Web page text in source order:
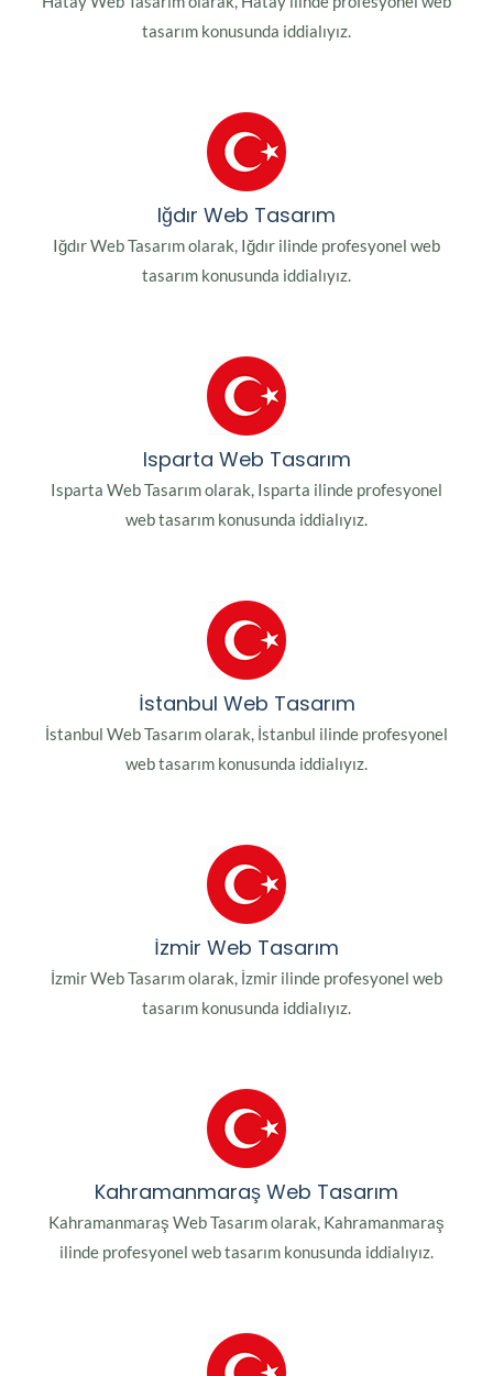
tasarım konusunda iddialıyız.
Iğdır Web Tasarım
Iğdır Web Tasarım olarak, Iğdır ilinde profesyonel web
tasarım konusunda iddialıyız.
Isparta Web Tasarım
Isparta Web Tasarım olarak, Isparta ilinde profesyonel
web tasarım konusunda iddialıyız.
İstanbul Web Tasarım
İstanbul Web Tasarım olarak, İstanbul ilinde profesyonel
web tasarım konusunda iddialıyız.
İzmir Web Tasarım
İzmir Web Tasarım olarak, İzmir ilinde profesyonel web
tasarım konusunda iddialıyız.
Kahramanmaraş Web Tasarım
Kahramanmaraş Web Tasarım olarak, Kahramanmaraş
ilinde profesyonel web tasarım konusunda iddialıyız.